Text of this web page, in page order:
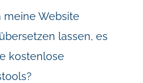
meine Website
lassen, es
kostenlose